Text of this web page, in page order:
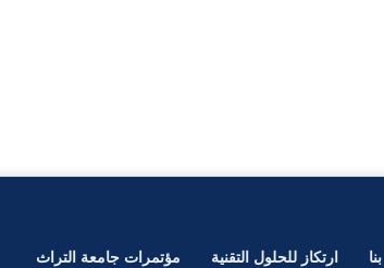
ارتكاز للحلول التقنية مؤتمرات جامعة التراث